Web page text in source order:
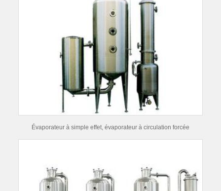
Évaporateur à simple effet, évaporateur à circulation forcée